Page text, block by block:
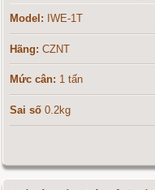
Model: IWE-1T
Hãng: CZNT
Mức cân: 1 tấn
Sai số 0.2kg